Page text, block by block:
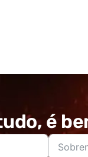
é